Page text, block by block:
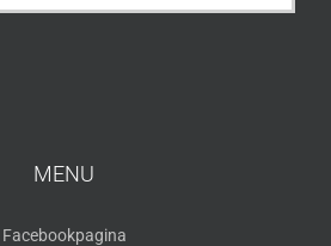
MENU
Facebookpagina